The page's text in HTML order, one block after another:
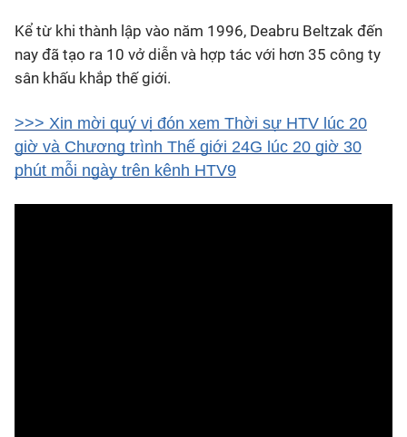
Kể từ khi thành lập vào năm 1996, Deabru Beltzak đến
nay đã tạo ra 10 vở diễn và hợp tác với hơn 35 công ty
sân khấu khắp thế giới.
>>> Xin mời quý vị đón xem Thời sự HTV lúc 20
giờ và Chương trình Thế giới 24G lúc 20 giờ 30
phút mỗi ngày trên kênh HTV9